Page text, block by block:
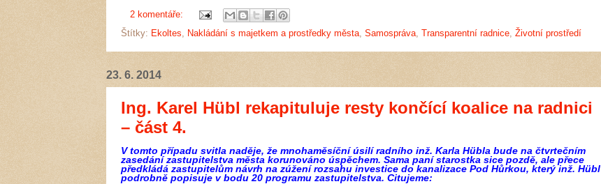
2 komentáře:
Štítky: Ekoltes, Nakládání s majetkem a prostředky města, Samospráva, Transparentní radnice, Životní prostředí
23. 6. 2014
Ing. Karel Hübl rekapituluje resty končící koalice na radnici
– část 4.
V tomto případu svitla naděje, že mnohaměsíční úsilí radního inž. Karla Hübla bude na čtvrtečním
zasedání zastupitelstva města korunováno úspěchem. Sama paní starostka sice pozdě, ale přece
předkládá zastupitelům návrh na zúžení rozsahu investice do kanalizace Pod Hůrkou, který inž. Hübl
podrobně popisuje v bodu 20 programu zastupitelstva. Citujeme: